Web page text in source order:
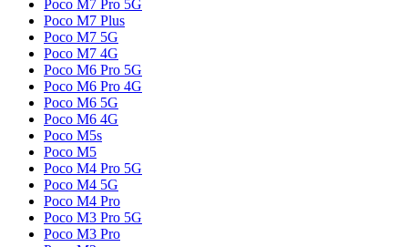
Poco M7 Pro 5G
Poco M7 Plus
Poco M7 5G
Poco M7 4G
Poco M6 Pro 5G
Poco M6 Pro 4G
Poco M6 5G
Poco M6 4G
Poco M5s
Poco M5
Poco M4 Pro 5G
Poco M4 5G
Poco M4 Pro
Poco M3 Pro 5G
Poco M3 Pro